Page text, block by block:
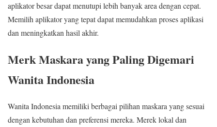
aplikator besar dapat menutupi lebih banyak area dengan cepat.
Memilih aplikator yang tepat dapat memudahkan proses aplikasi
dan meningkatkan hasil akhir.
Merk Maskara yang Paling Digemari
Wanita Indonesia
Wanita Indonesia memiliki berbagai pilihan maskara yang sesuai
dengan kebutuhan dan preferensi mereka. Merek lokal dan